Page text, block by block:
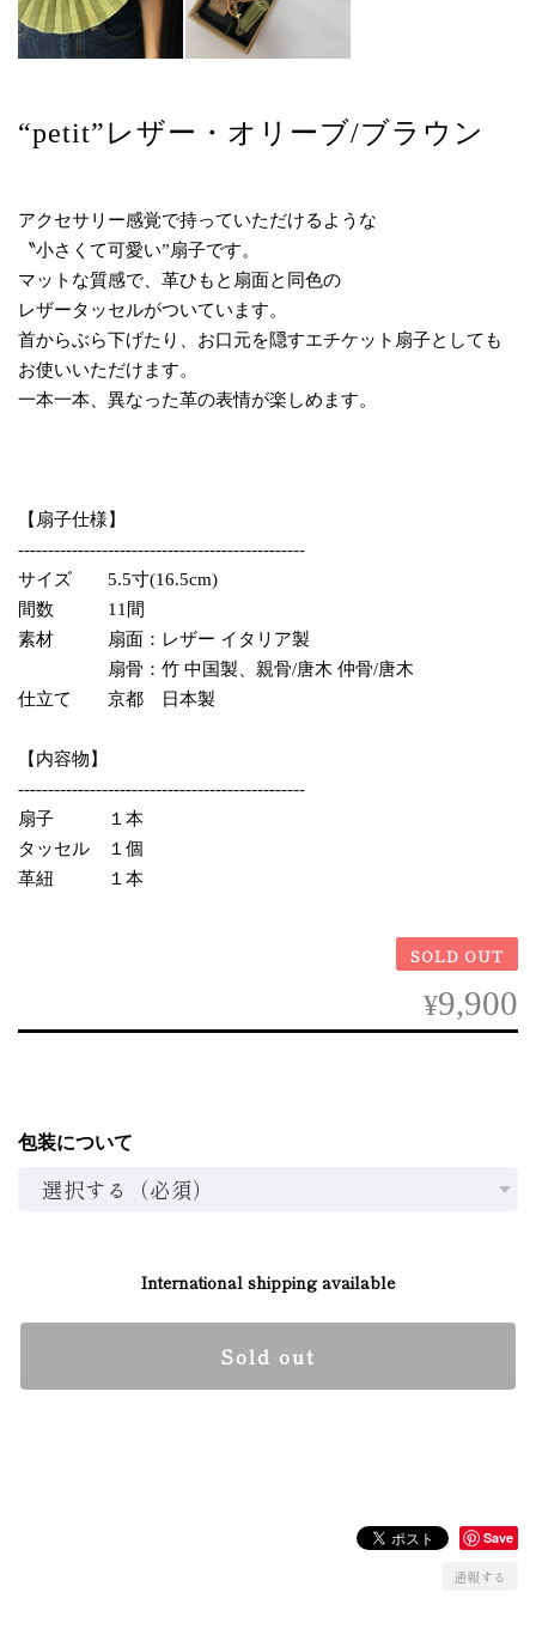
“petit”レザー・オリーブ/ブラウン
アクセサリー感覚で持っていただけるような
〝小さくて可愛い”扇子です。
マットな質感で、革ひもと扇面と同色の
レザータッセルがついています。
首からぶら下げたり、お口元を隠すエチケット扇子としても
お使いいただけます。
一本一本、異なった革の表情が楽しめます。
【扇子仕様】
------------------------------------------------
サイズ 5.5寸(16.5cm)
間数 11間
素材 扇面：レザー イタリア製
扇骨：竹 中国製、親骨/唐木 仲骨/唐木
仕立て 京都 日本製
【内容物】
------------------------------------------------
扇子 １本
タッセル １個
革紐 １本
SOLD OUT
¥9,900
包装について
International shipping available
Sold out
Save
通報する